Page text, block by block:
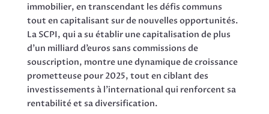
immobilier, en transcendant les défis communs
tout en capitalisant sur de nouvelles opportunités.
La SCPI, qui a su établir une capitalisation de plus
d’un milliard d’euros sans commissions de
souscription, montre une dynamique de croissance
prometteuse pour 2025, tout en ciblant des
investissements à l’international qui renforcent sa
rentabilité et sa diversification.